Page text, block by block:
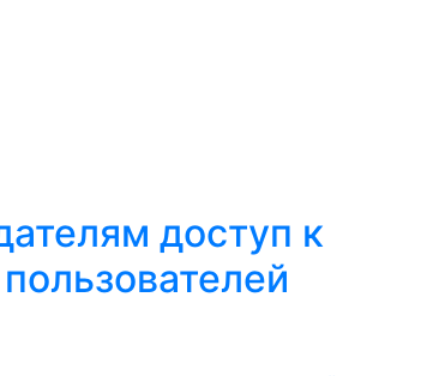
доступ к